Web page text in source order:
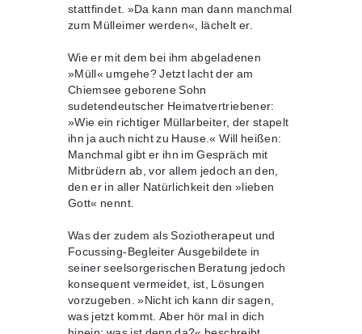
stattfindet. »Da kann man dann manchmal
zum Mülleimer werden«, lächelt er.
Wie er mit dem bei ihm abgeladenen
»Müll« umgehe? Jetzt lacht der am
Chiemsee geborene Sohn
sudetendeutscher Heimatvertriebener:
»Wie ein richtiger Müllarbeiter, der stapelt
ihn ja auch nicht zu Hause.« Will heißen:
Manchmal gibt er ihn im Gespräch mit
Mitbrüdern ab, vor allem jedoch an den,
den er in aller Natürlichkeit den »lieben
Gott« nennt.
Was der zudem als Soziotherapeut und
Focussing-Begleiter Ausgebildete in
seiner seelsorgerischen Beratung jedoch
konsequent vermeidet, ist, Lösungen
vorzugeben. »Nicht ich kann dir sagen,
was jetzt kommt. Aber hör mal in dich